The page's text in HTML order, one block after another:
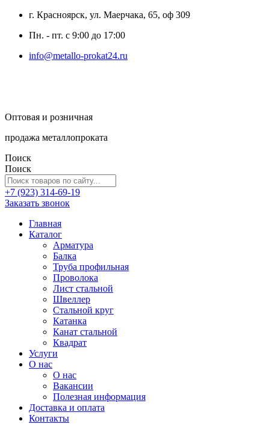
г. Красноярск, ул. Маерчака, 65, оф 309
Пн. - пт. с 9:00 до 17:00
info@metallo-prokat24.ru
Оптовая и розничная
продажа металлопроката
Поиск
Поиск
+7 (923) 314-69-19
Заказать звонок
Главная
Каталог
Арматура
Балка
Труба профильная
Проволока
Лист стальной
Швеллер
Стальной круг
Катанка
Канат стальной
Квадрат
Услуги
О нас
О нас
Вакансии
Полезная информация
Доставка и оплата
Контакты